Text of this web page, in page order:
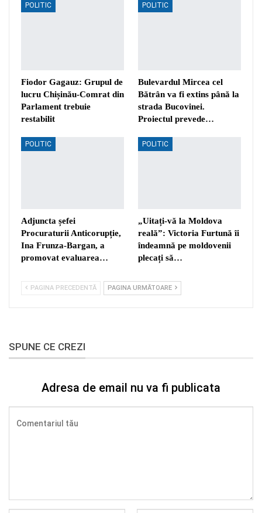
POLITIC
Fiodor Gagauz: Grupul de
lucru Chișinău-Comrat din
Parlament trebuie
restabilit
POLITIC
Bulevardul Mircea cel
Bătrân va fi extins până la
strada Bucovinei.
Proiectul prevede…
POLITIC
Adjuncta șefei
Procuraturii Anticorupție,
Ina Frunza-Bargan, a
promovat evaluarea…
POLITIC
„Uitați-vă la Moldova
reală”: Victoria Furtună îi
îndeamnă pe moldovenii
plecați să…
PAGINA PRECEDENTĂ PAGINA URMĂTOARE
SPUNE CE CREZI
Adresa de email nu va fi publicata